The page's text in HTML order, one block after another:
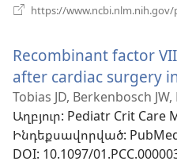
https://www.ncbi.nlm.nih.gov/
Recombinant factor
after cardiac surgery
Tobias JD, Berkenbosch JW,
Աղբյուր‎: Pediatr Crit Care
Ինդեքսավորված‎:
DOI‎: 10.1097/